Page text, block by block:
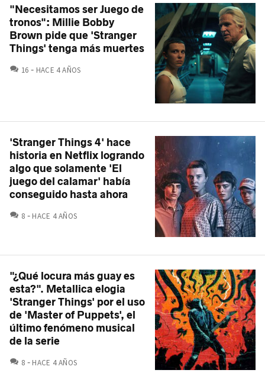
"Necesitamos ser Juego de
tronos": Millie Bobby
Brown pide que 'Stranger
Things' tenga más muertes
16 COMENTARIOS
HACE 4 AÑOS
'Stranger Things 4' hace
historia en Netflix logrando
algo que solamente 'El
juego del calamar' había
conseguido hasta ahora
8 COMENTARIOS
HACE 4 AÑOS
"¿Qué locura más guay es
esta?". Metallica elogia
'Stranger Things' por el uso
de 'Master of Puppets', el
último fenómeno musical
de la serie
8 COMENTARIOS
HACE 4 AÑOS